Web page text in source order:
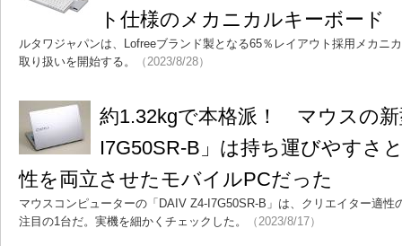
ト仕様のメカニカルキーボード
ルタワジャパンは、Lofreeブランド製となる65％レイアウト採用メカニ
取り扱いを開始する。
（2023/8/28）
約1.32kgで本格派！ マウスの新
I7G50SR-B」は持ち運びやすさ
性を両立させたモバイルPCだった
マウスコンピューターの「DAIV Z4-I7G50SR-B」は、クリエイター適性
注目の1台だ。実機を細かくチェックした。
（2023/8/17）